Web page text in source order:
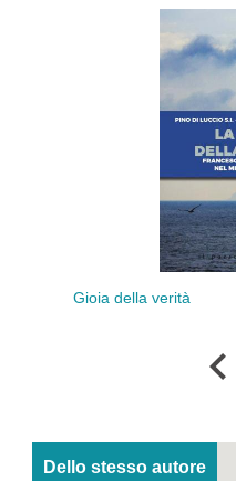
Dello stesso autore